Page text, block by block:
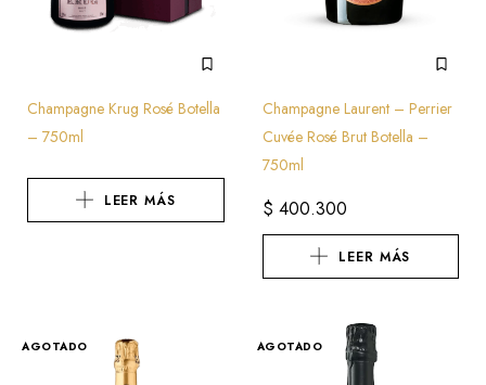
Champagne Krug Rosé Botella
– 750ml
LEER MÁS
Champagne Laurent – Perrier
Cuvée Rosé Brut Botella –
750ml
$ 400.300
LEER MÁS
AGOTADO AGOTADO